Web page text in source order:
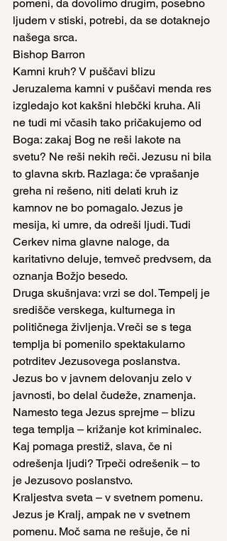
pomeni, da dovolimo drugim, posebno
ljudem v stiski, potrebi, da se dotaknejo
našega srca.
Bishop Barron
Kamni kruh? V puščavi blizu
Jeruzalema kamni v puščavi menda res
izgledajo kot kakšni hlebčki kruha. Ali
ne tudi mi včasih tako pričakujemo od
Boga: zakaj Bog ne reši lakote na
svetu? Ne reši nekih reči. Jezusu ni bila
to glavna skrb. Razlaga: če vprašanje
greha ni rešeno, niti delati kruh iz
kamnov ne bo pomagalo. Jezus je
mesija, ki umre, da odreši ljudi. Tudi
Cerkev nima glavne naloge, da
karitativno deluje, temveč predvsem, da
oznanja Božjo besedo.
Druga skušnjava: vrzi se dol. Tempelj je
središče verskega, kulturnega in
političnega življenja. Vreči se s tega
templja bi pomenilo spektakularno
potrditev Jezusovega poslanstva.
Jezus bo v javnem delovanju zelo v
javnosti, bo delal čudeže, znamenja.
Namesto tega Jezus sprejme – blizu
tega templja – križanje kot kriminalec.
Kaj pomaga prestiž, slava, če ni
odrešenja ljudi? Trpeči odrešenik – to
je Jezusovo poslanstvo.
Kraljestva sveta – v svetnem pomenu.
Jezus je Kralj, ampak ne v svetnem
pomenu. Moč sama ne rešuje, če ni